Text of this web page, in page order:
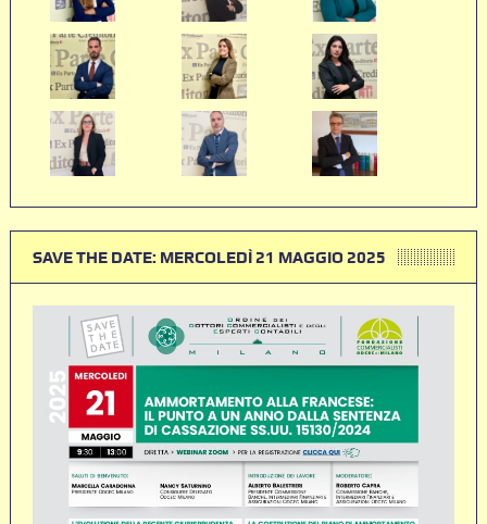
SAVE THE DATE: MERCOLEDÌ 21 MAGGIO 2025